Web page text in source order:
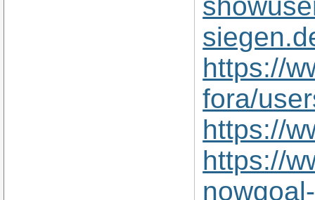
https://
fora/
https://
https://